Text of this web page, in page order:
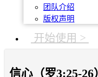
团队介绍
版权声明
开始使用 >
信心（罗3:25-26